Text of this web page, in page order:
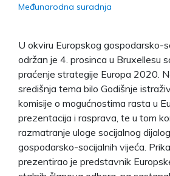
Međunarodna suradnja
U okviru Europskog gospodarsko-
održan je 4. prosinca u Bruxellesu
praćenje strategije Europa 2020.
središnja tema bilo Godišnje
komisije o mogućnostima rasta u
prezentacija i rasprava, te u tom
razmatranje uloge socijalnog
gospodarsko-socijalnih vijeća.
prezentirao je predstavnik